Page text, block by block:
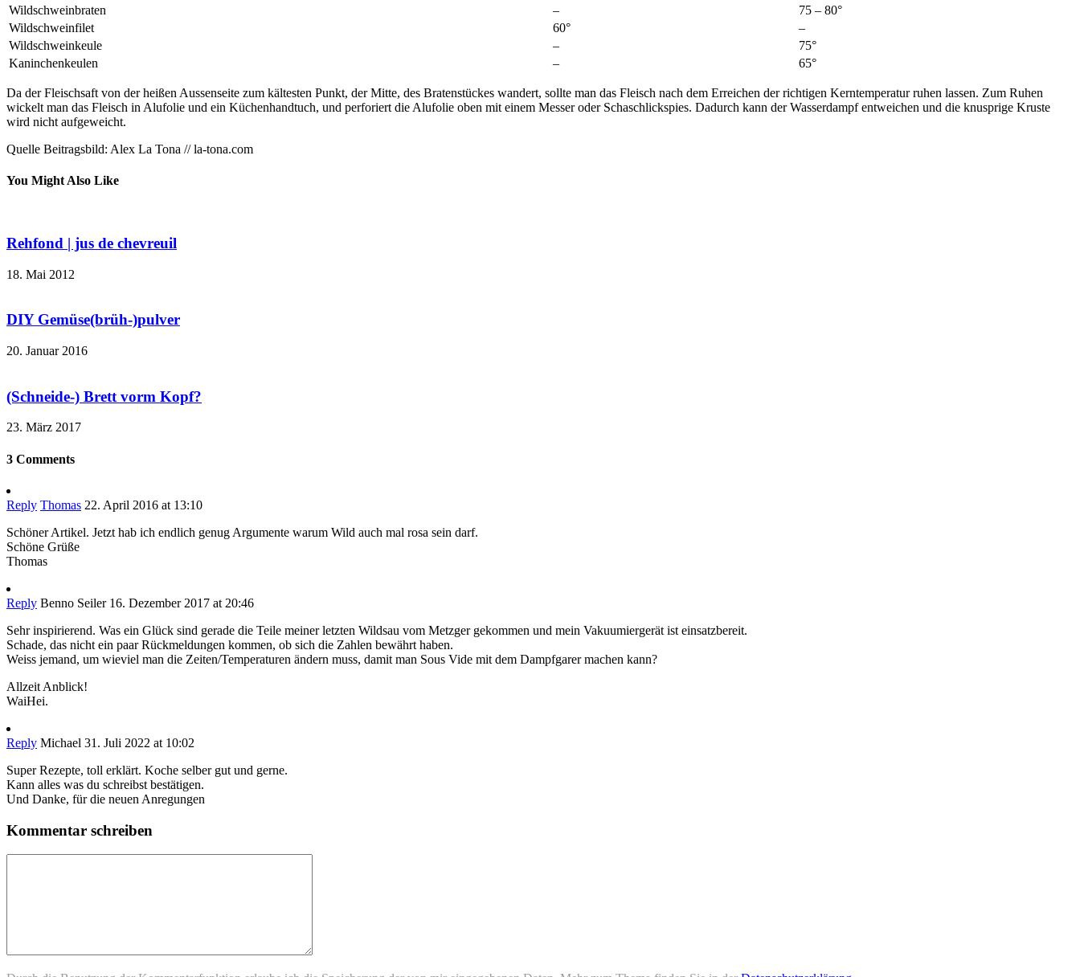
Wildschweinbraten
–
75 – 80°
Wildschweinfilet
60°
–
Wildschweinkeule
–
75°
Kaninchenkeulen
– 65°
Da der Fleischsaft von der heißen Aussenseite zum kältesten Punkt, der Mitte, des Bratenstückes wandert, sollte man das Fleisch nach dem Erreichen der richtigen Kerntemperatur ruhen lassen. Zum Ruhen
wickelt man das Fleisch in Alufolie und ein Küchenhandtuch, und perforiert die Alufolie oben mit einem Messer oder Schaschlickspies. Dadurch kann der Wasserdampf entweichen und die knusprige Kruste
wird nicht aufgeweicht.
Quelle Beitragsbild: Alex La Tona // la-tona.com
You Might Also Like
Rehfond | jus de chevreuil
18. Mai 2012
DIY Gemüse(brüh-)pulver
20. Januar 2016
(Schneide-) Brett vorm Kopf?
23. März 2017
3 Comments
Reply Thomas 22. April 2016 at 13:10
Schöner Artikel. Jetzt hab ich endlich genug Argumente warum Wild auch mal rosa sein darf.
Schöne Grüße
Thomas
Reply Benno Seiler 16. Dezember 2017 at 20:46
Sehr inspirierend. Was ein Glück sind gerade die Teile meiner letzten Wildsau vom Metzger gekommen und mein Vakuumiergerät ist einsatzbereit.
Schade, das nicht ein paar Rückmeldungen kommen, ob sich die Zahlen bewährt haben.
Weiss jemand, um wieviel man die Zeiten/Temperaturen ändern muss, damit man Sous Vide mit dem Dampfgarer machen kann?
Allzeit Anblick!
WaiHei.
Reply Michael 31. Juli 2022 at 10:02
Super Rezepte, toll erklärt. Koche selber gut und gerne.
Kann alles was du schreibst bestätigen.
Und Danke, für die neuen Anregungen
Kommentar schreiben